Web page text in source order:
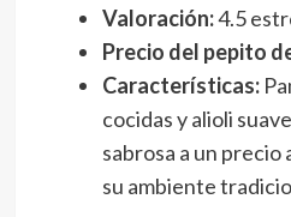
Valoración:4.5
Precio del pepito
Características:
cocidas y alioli
sabrosa a un precio
su ambiente